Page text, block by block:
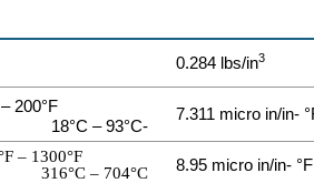
0.284 lbs/in3
200°F
-18°C – 93°C
7.311 micro in/in-
– 1300°F
316°C – 704°C
8.95 micro in/in- °F